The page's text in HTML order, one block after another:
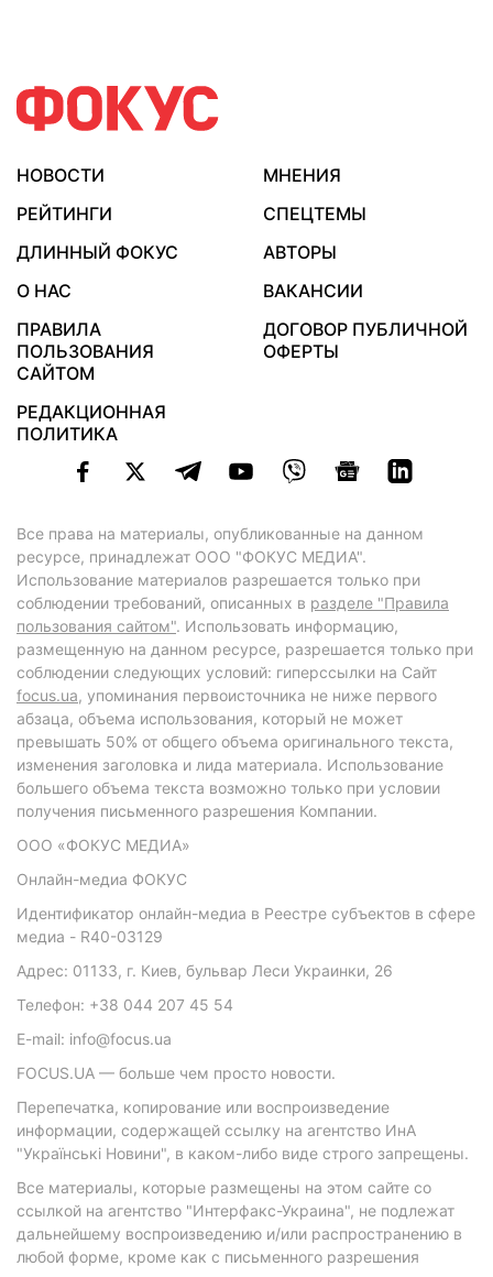
НОВОСТИ
МНЕНИЯ
РЕЙТИНГИ
СПЕЦТЕМЫ
ДЛИННЫЙ ФОКУС
АВТОРЫ
О НАС
ВАКАНСИИ
ПРАВИЛА
ПОЛЬЗОВАНИЯ
САЙТОМ
ДОГОВОР ПУБЛИЧНОЙ
ОФЕРТЫ
РЕДАКЦИОННАЯ
ПОЛИТИКА
Все права на материалы, опубликованные на данном
ресурсе, принадлежат ООО "ФОКУС МЕДИА".
Использование материалов разрешается только при
соблюдении требований, описанных в разделе "Правила
пользования сайтом". Использовать информацию,
размещенную на данном ресурсе, разрешается только при
соблюдении следующих условий: гиперссылки на Сайт
focus.ua, упоминания первоисточника не ниже первого
абзаца, объема использования, который не может
превышать 50% от общего объема оригинального текста,
изменения заголовка и лида материала. Использование
большего объема текста возможно только при условии
получения письменного разрешения Компании.
ООО «ФОКУС МЕДИА»
Онлайн-медиа ФОКУС
Идентификатор онлайн-медиа в Реестре субъектов в сфере
медиа - R40-03129
Адрес: 01133, г. Киев, бульвар Леси Украинки, 26
Телефон: +38 044 207 45 54
E-mail: info@focus.ua
FOCUS.UA — больше чем просто новости.
Перепечатка, копирование или воспроизведение
информации, содержащей ссылку на агентство ИнА
"Українські Новини", в каком-либо виде строго запрещены.
Все материалы, которые размещены на этом сайте со
ссылкой на агентство "Интерфакс-Украина", не подлежат
дальнейшему воспроизведению и/или распространению в
любой форме, кроме как с письменного разрешения